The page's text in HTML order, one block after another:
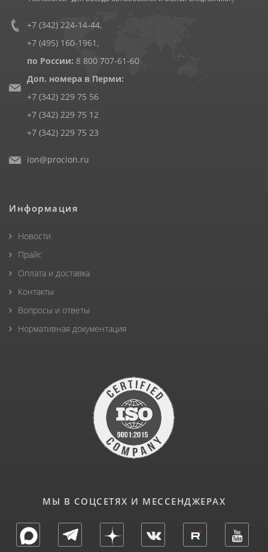
+7 (342) 224-14-44,
+7 (495) 160-1961 ,
по России: 8 800 707-61-60
Доп. номера в Перми:
+7 (342) 229 75 56
+7 (342) 229 75 12
+7 (342) 229 75 23
ion@procion.ru
Информация
Новости
Прайс
Оплата и доставка
Контакты
Вопросы и ответы
Нормативная документация
МЫ В СОЦСЕТЯХ И МЕССЕНДЖЕРАХ